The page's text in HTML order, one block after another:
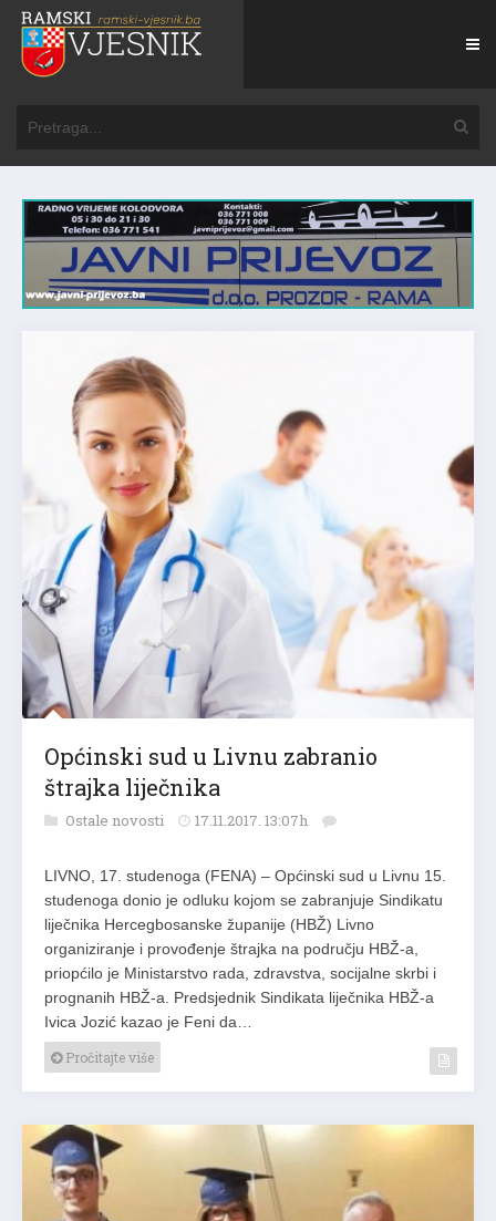
Općinski sud u Livnu zabranio
štrajka liječnika
Ostale novosti 17.11.2017. 13:07h
LIVNO, 17. studenoga (FENA) – Općinski sud u Livnu 15.
studenoga donio je odluku kojom se zabranjuje Sindikatu
liječnika Hercegbosanske županije (HBŽ) Livno
organiziranje i provođenje štrajka na području HBŽ-a,
priopćilo je Ministarstvo rada, zdravstva, socijalne skrbi i
prognanih HBŽ-a. Predsjednik Sindikata liječnika HBŽ-a
Ivica Jozić kazao je Feni da…
Pročitajte više